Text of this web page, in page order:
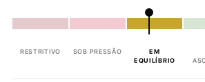
RESTRITIVO SOB PRESSÃO
EM
EQUILÍBRIO